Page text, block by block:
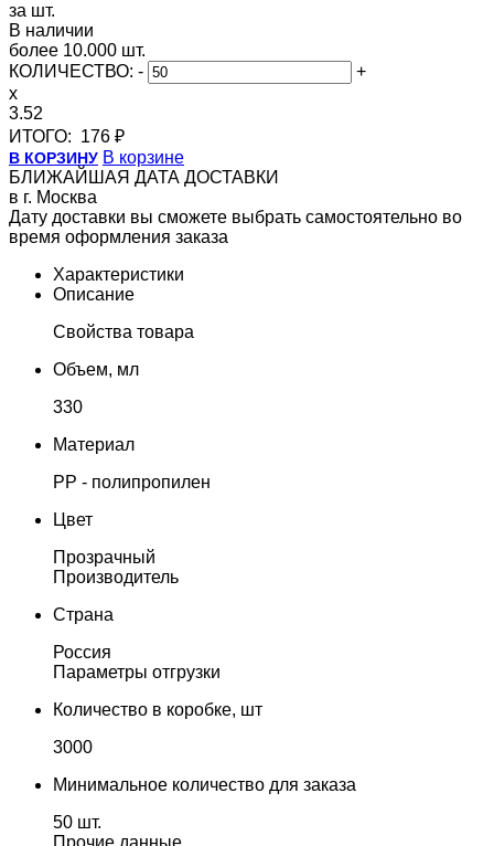
за шт.
В наличии
более 10.000 шт.
КОЛИЧЕСТВО: -
+
x
3.52
ИТОГО: 176 ₽
В КОРЗИНУ В корзине
БЛИЖАЙШАЯ ДАТА ДОСТАВКИ
в г. Москва
Дату доставки вы сможете выбрать самостоятельно во
время оформления заказа
Характеристики
Описание
Свойства товара
Объем, мл
330
Материал
PP - полипропилен
Цвет
Прозрачный
Производитель
Страна
Россия
Параметры отгрузки
Количество в коробке, шт
3000
Минимальное количество для заказа
50 шт.
Прочие данные